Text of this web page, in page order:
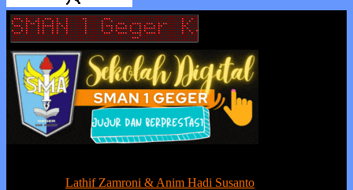
Lathif Zamroni & Anim Hadi Susanto